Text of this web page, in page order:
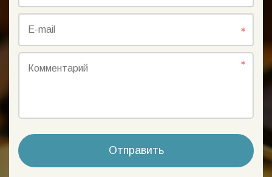
E-mail
Комментарий
Отправить